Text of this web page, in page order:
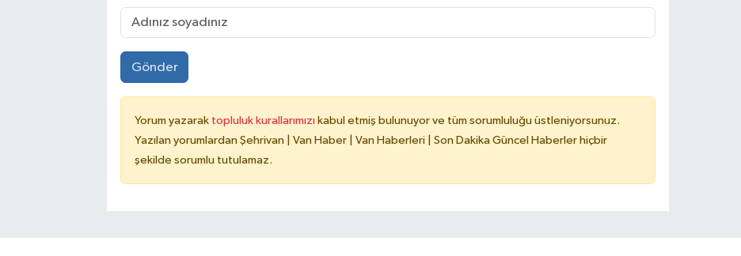
Gönder
Yorum yazarak topluluk kurallarımızı kabul etmiş bulunuyor ve tüm sorumluluğu üstleniyorsunuz.
Yazılan yorumlardan Şehrivan | Van Haber | Van Haberleri | Son Dakika Güncel Haberler hiçbir
şekilde sorumlu tutulamaz.